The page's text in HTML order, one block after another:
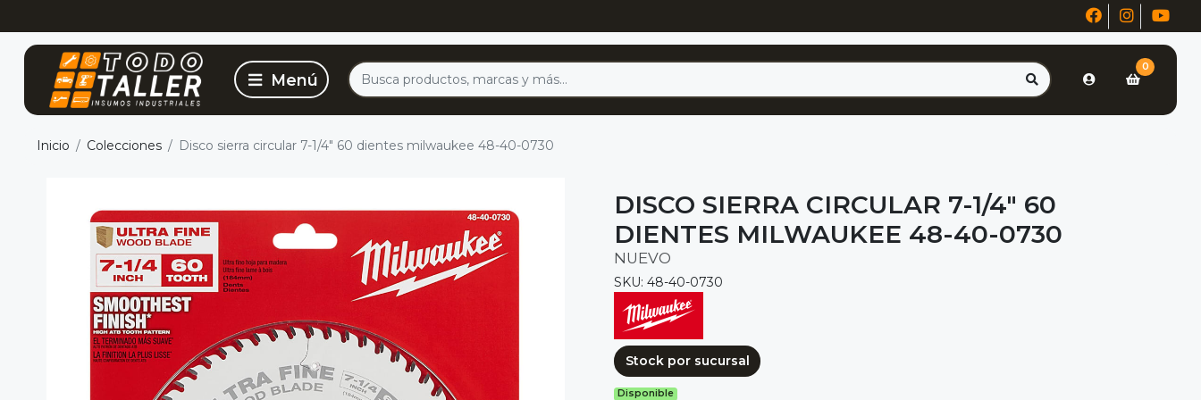
0
Inicio Colecciones Disco sierra circular 7-1/4" 60 dientes milwaukee 48-40-0730
DISCO SIERRA CIRCULAR 7-1/4" 60
DIENTES MILWAUKEE 48-40-0730
NUEVO
SKU: 48-40-0730
Stock por sucursal
Disponible